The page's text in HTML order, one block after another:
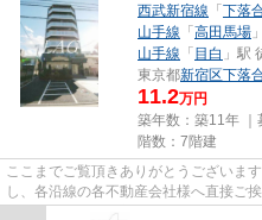
西武新宿線 「 下落
山手線 「 高田馬場
山手線 「 目白 」駅
東京都新宿区下落
11.2万円
築年数：築11年 ｜
階数：7階建
ここまでご覧頂きありがとうございま
し、各沿線の各不動産会社様へ直接ご